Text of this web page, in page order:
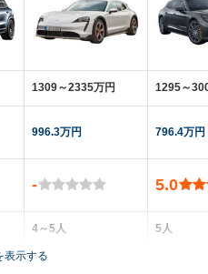
1309～2335万円
996.3万円
-
4～5人
5ドア
1295～
796.4万円
5.0
5人
表示する